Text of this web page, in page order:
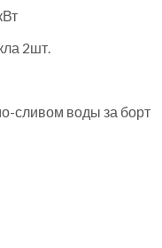
2шт.
сливом воды за борт